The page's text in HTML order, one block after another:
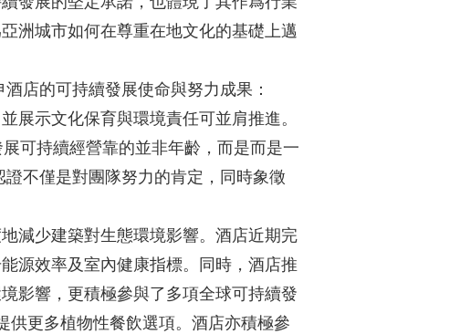
洲城市如何在尊重在地文化的基礎上邁
店的可持續發展使命與努力成果：
展示文化保育與環境責任可並肩推進。
可持續經營靠的並非年齡，而是而是一
不僅是對團隊努力的肯定，同時象徵
減少建築對生態環境影響。酒店近期完
源效率及室內健康指標。同時，酒店推
影響，更積極參與了多項全球可持續發
更多植物性餐飲選項。酒店亦積極參